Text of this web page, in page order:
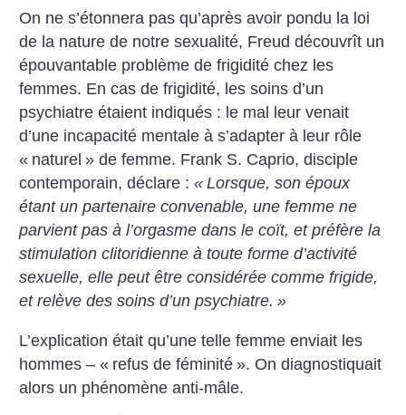
On ne s’étonnera pas qu’après avoir pondu la loi
de la nature de notre sexualité, Freud découvrît un
épouvantable problème de frigidité chez les
femmes. En cas de frigidité, les soins d’un
psychiatre étaient indiqués : le mal leur venait
d’une incapacité mentale à s’adapter à leur rôle
« naturel » de femme. Frank S. Caprio, disciple
contemporain, déclare :« Lorsque, son époux
étant un partenaire convenable, une femme ne
parvient pas à l’orgasme dans le coït, et préfère la
stimulation clitoridienne à toute forme d’activité
sexuelle, elle peut être considérée comme frigide,
et relève des soins d’un psychiatre. »
L’explication était qu’une telle femme enviait les
hommes – « refus de féminité ». On diagnostiquait
alors un phénomène anti-mâle.